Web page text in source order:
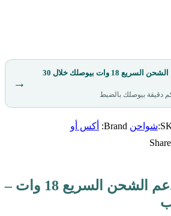
شاحن مايكرو يدعم الشحن السريع 18 وات بيوصلك خلال 30
دقيقة بيوصلك بالضبط
→
شواحن Brand:
أكس أو
شاحن مايكرو يدعم الشحن السريع 18 وات –